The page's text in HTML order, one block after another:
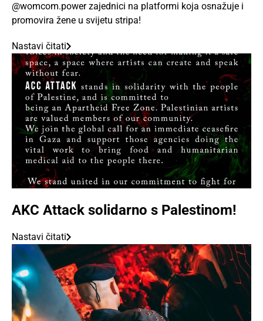
@womcom.power zajednici na platformi koja osnažuje i
promovira žene u svijetu stripa!
Nastavi čitati
AKC Attack solidarno s Palestinom!
Nastavi čitati